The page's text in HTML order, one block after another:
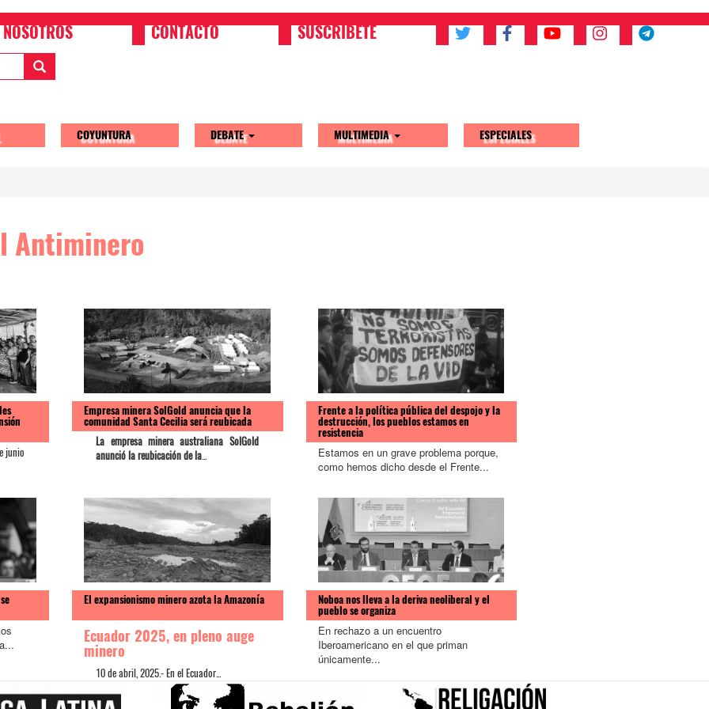
NOSOTROS CONTACTO SUSCRIBETE
COYUNTURA DEBATE MULTIMEDIA ESPECIALES
Antiminero
junio
Empresa minera SolGold anuncia que la
comunidad Santa Cecilia será reubicada
La empresa minera australiana SolGold
anunció la reubicación de la
Frente a la política pública del despojo y la
destrucción, los pueblos estamos en
resistencia
Estamos en un grave problema porque,
como hemos dicho desde el Frente...
El expansionismo minero azota la Amazonía
Ecuador 2025, en pleno auge
minero
10 de abril, 2025.- En el Ecuador...
Noboa nos lleva a la deriva neoliberal y el
pueblo se organiza
En rechazo a un encuentro
Iberoamericano en el que priman
únicamente...